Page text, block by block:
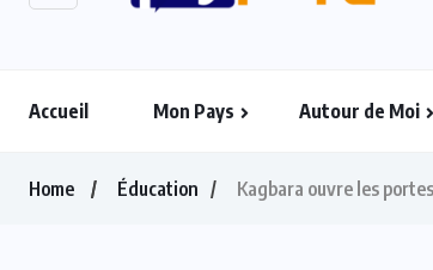
Accueil Mon Pays Autour de Moi
Home Éducation Kagbara ouvre les